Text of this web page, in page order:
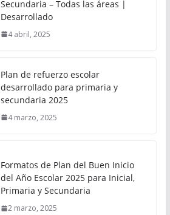
Secundaria – Todas las áreas |
Desarrollado
4 abril, 2025
Plan de refuerzo escolar
desarrollado para primaria y
secundaria 2025
4 marzo, 2025
Formatos de Plan del Buen Inicio
del Año Escolar 2025 para Inicial,
Primaria y Secundaria
2 marzo, 2025